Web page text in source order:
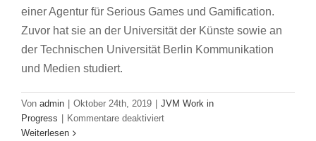
einer Agentur für Serious Games und Gamification.
Zuvor hat sie an der Universität der Künste sowie an
der Technischen Universität Berlin Kommunikation
und Medien studiert.
Von admin Oktober 24th, 2019
JVM Work in
Progress
Kommentare deaktiviertfür
Weiterlesen